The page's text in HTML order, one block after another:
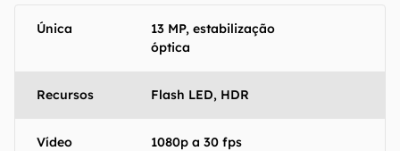
Única
13 MP, estabilização
óptica
Recursos Flash LED, HDR
Vídeo 1080p a 30 fps